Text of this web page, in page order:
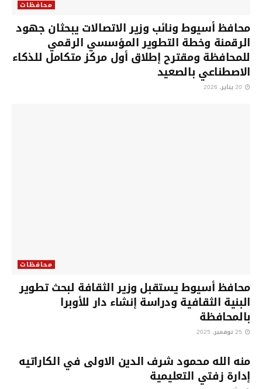
محافظات
محافظ أسيوط ونائب وزير الاتصالات يبحثان جهود
الرقمنة وخطة التطوير المؤسسي الرقمي
للمحافظة ومقترح إطلاق أول مركز متكامل للذكاء
الاصطناعي بالصعيد
محافظات
محافظ أسيوط يستقبل وزير الثقافة لبحث تطوير
البنية الثقافية ودراسة إنشاء دار للأوبرا
بالمحافظة
منه الله محمود شرف الدين الاولى في الكاراتيه
إدارة زفتي التعليمية